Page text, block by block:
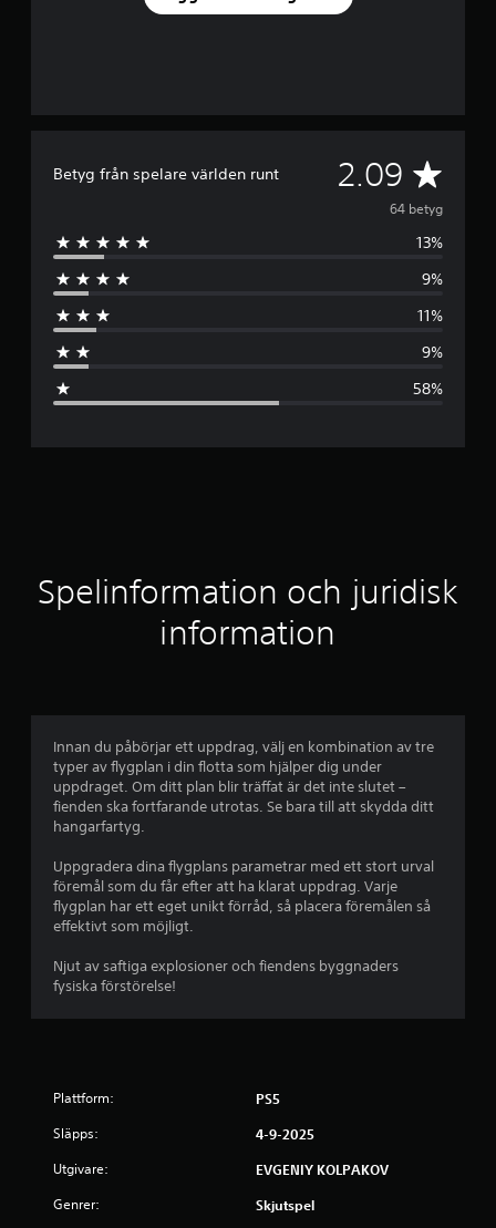
Betyg från spelare världen runt 2.09 G
e
n
s
i
l
b
e
y
g
64 betyg
13%
9%
11%
9%
58%
Spelinformation och juridisk
information
Innan du påbörjar ett uppdrag, välj en kombination av tre
typer av flygplan i din flotta som hjälper dig under
uppdraget. Om ditt plan blir träffat är det inte slutet –
fienden ska fortfarande utrotas. Se bara till att skydda ditt
hangarfartyg.
Uppgradera dina flygplans parametrar med ett stort urval
föremål som du får efter att ha klarat uppdrag. Varje
flygplan har ett eget unikt förråd, så placera föremålen så
effektivt som möjligt.
Njut av saftiga explosioner och fiendens byggnaders
fysiska förstörelse!
Plattform: PS5
Släpps: 4-9-2025
Utgivare: EVGENIY KOLPAKOV
Genrer: Skjutspel